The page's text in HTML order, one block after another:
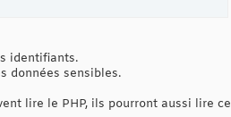
identifiants.
données sensibles.
lire le PHP, ils pourront aussi lire ce